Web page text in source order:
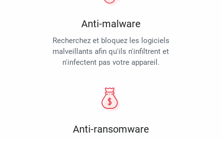
Anti-malware
Recherchez et bloquez les logiciels
malveillants afin qu'ils n'infiltrent et
n'infectent pas votre appareil.
Anti-ransomware